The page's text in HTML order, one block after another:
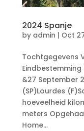
2024 Spanje
by admin | Oct
Tochtgegevens
Eindbestemming
&27 September
(SP)Lourdes
hoeveelheid
meters
Home...